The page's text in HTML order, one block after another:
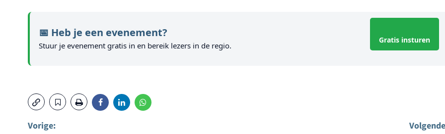
📅 Heb je een evenement?
Stuur je evenement gratis in en bereik lezers in de regio.
Gratis insturen
Vorige: